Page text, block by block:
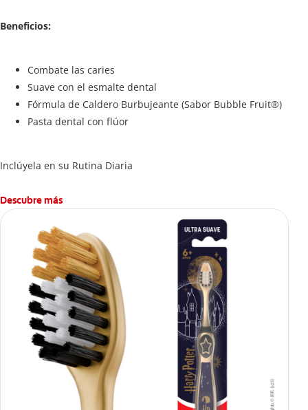
Beneficios:
Combate las caries
Suave con el esmalte dental
Fórmula de Caldero Burbujeante (Sabor Bubble Fruit®)
Pasta dental con flúor
Inclúyela en su Rutina Diaria
Descubre más